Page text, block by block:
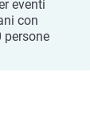
eventi
con
persone